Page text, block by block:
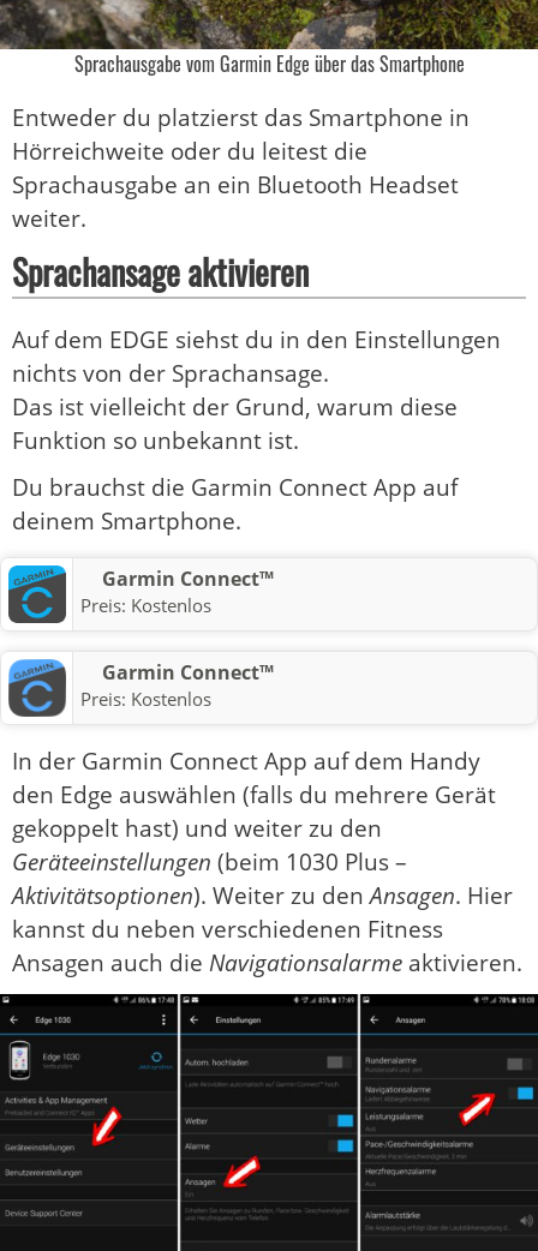
Sprachausgabe vom Garmin Edge über das Smartphone
Entweder du platzierst das Smartphone in
Hörreichweite oder du leitest die
Sprachausgabe an ein Bluetooth Headset
weiter.
Sprachansage aktivieren
Auf dem EDGE siehst du in den Einstellungen
nichts von der Sprachansage.
Das ist vielleicht der Grund, warum diese
Funktion so unbekannt ist.
Du brauchst die Garmin Connect App auf
deinem Smartphone.
Garmin Connect™
Preis: Kostenlos
Garmin Connect™
Preis: Kostenlos
In der Garmin Connect App auf dem Handy
den Edge auswählen (falls du mehrere Gerät
gekoppelt hast) und weiter zu den
Geräteeinstellungen (beim 1030 Plus –
Aktivitätsoptionen). Weiter zu denAnsagen. Hier
kannst du neben verschiedenen Fitness
Ansagen auch die Navigationsalarme aktivieren.